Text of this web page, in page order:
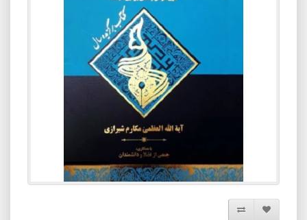
افزودن به لیست دلخواه
مقایسه این محصول